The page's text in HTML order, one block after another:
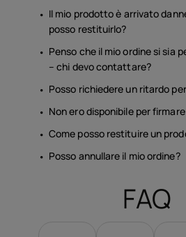
Il mio prodotto è arrivato
posso restituirlo?
Penso che il mio ordine si sia
– chi devo contattare?
Posso richiedere un ritardo
Non ero disponibile per
Come posso restituire un
Posso annullare il mio ordine?
FAQ